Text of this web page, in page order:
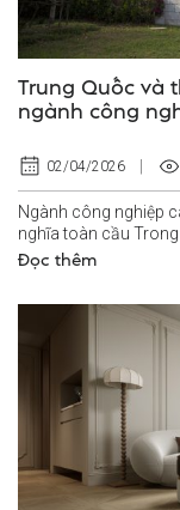
Trung Quốc và
ngành công
02/04/2026
Ngành công nghiệp
nghĩa toàn cầu
“công xưởng của thế
Đọc thêm